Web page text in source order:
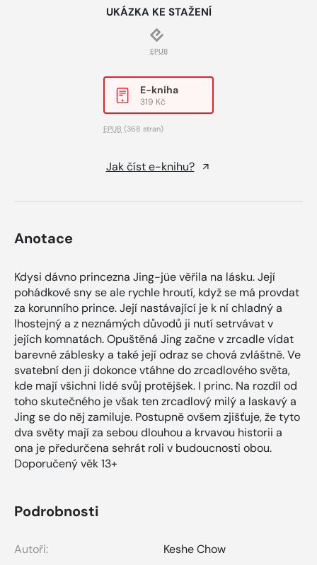
UKÁZKA KE STAŽENÍ
EPUB
E-kniha
319 Kč
EPUB (368 stran)
Jak číst e-knihu?
Anotace
Kdysi dávno princezna Jing-jüe věřila na lásku. Její
pohádkové sny se ale rychle hroutí, když se má provdat
za korunního prince. Její nastávající je k ní chladný a
lhostejný a z neznámých důvodů ji nutí setrvávat v
jejích komnatách. Opuštěná Jing začne v zrcadle vídat
barevné záblesky a také její odraz se chová zvláštně. Ve
svatební den ji dokonce vtáhne do zrcadlového světa,
kde mají všichni lidé svůj protějšek. I princ. Na rozdíl od
toho skutečného je však ten zrcadlový milý a laskavý a
Jing se do něj zamiluje. Postupně ovšem zjišťuje, že tyto
dva světy mají za sebou dlouhou a krvavou historii a
ona je předurčena sehrát roli v budoucnosti obou.
Doporučený věk 13+
Podrobnosti
Autoři:
Keshe Chow